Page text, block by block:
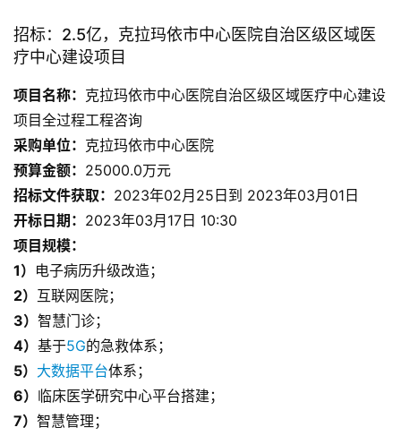
招标：2.5亿，克拉玛依市中心医院自治区级区域医
疗中心建设项目
项目名称： 克拉玛依市中心医院自治区级区域医疗中心建设
项目全过程工程咨询
采购单位： 克拉玛依市中心医院
预算金额： 25000.0万元
招标文件获取： 2023年02月25日到 2023年03月01日
开标日期： 2023年03月17日 10:30
项目规模：
1） 电子病历升级改造；
2） 互联网医院；
3） 智慧门诊；
4） 基于5G的急救体系；
5） 大数据平台体系；
6） 临床医学研究中心平台搭建；
7） 智慧管理；